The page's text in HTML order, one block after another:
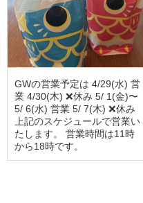
GWの営業予定は 4/29(水) 営
業 4/30(木) ❌休み 5/ 1(金)〜
5/ 6(水) 営業 5/ 7(木) ❌休み
上記のスケジュールで営業い
たします。 営業時間は11時
から18時です。